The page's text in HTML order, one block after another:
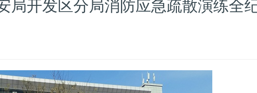
局开发区分局消防应急疏散演练全